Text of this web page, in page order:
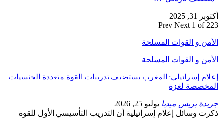
أكتوبر 31, 2025
Prev Next 1 of 223
الأمن و القوات المسلحة
الأمن و القوات المسلحة
إعلام إسرائيلي: المغرب يستضيف تدريبات القوة متعددة الجنسيات
المخصصة لغزة
جريدة بريس ميديا يوليو 25, 2026
ذكرت وسائل إعلام إسرائيلية أن التدريب التأسيسي الأول للقوة